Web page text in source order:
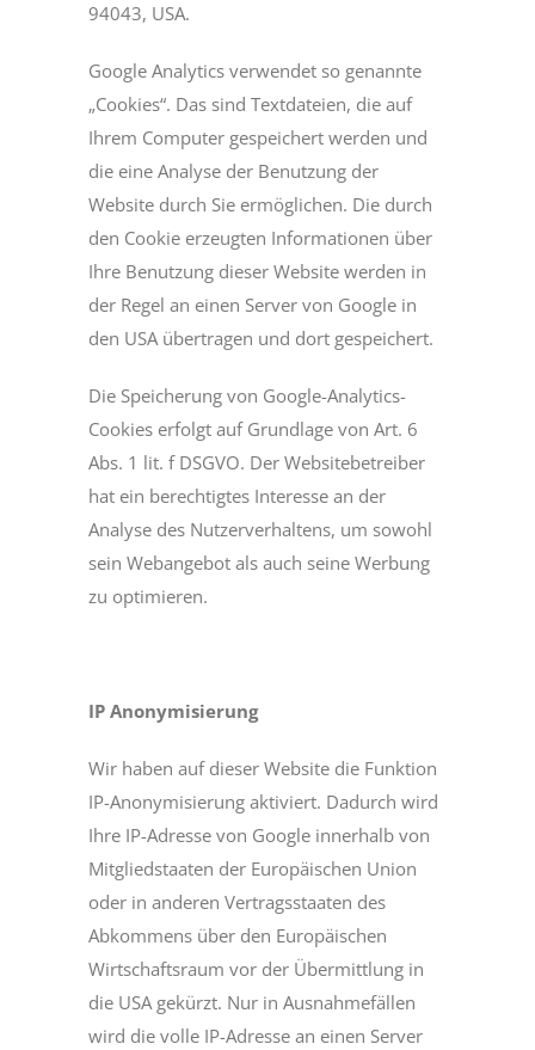
94043, USA.
Google Analytics verwendet so genannte
„Cookies“. Das sind Textdateien, die auf
Ihrem Computer gespeichert werden und
die eine Analyse der Benutzung der
Website durch Sie ermöglichen. Die durch
den Cookie erzeugten Informationen über
Ihre Benutzung dieser Website werden in
der Regel an einen Server von Google in
den USA übertragen und dort gespeichert.
Die Speicherung von Google-Analytics-
Cookies erfolgt auf Grundlage von Art. 6
Abs. 1 lit. f DSGVO. Der Websitebetreiber
hat ein berechtigtes Interesse an der
Analyse des Nutzerverhaltens, um sowohl
sein Webangebot als auch seine Werbung
zu optimieren.
IP Anonymisierung
Wir haben auf dieser Website die Funktion
IP-Anonymisierung aktiviert. Dadurch wird
Ihre IP-Adresse von Google innerhalb von
Mitgliedstaaten der Europäischen Union
oder in anderen Vertragsstaaten des
Abkommens über den Europäischen
Wirtschaftsraum vor der Übermittlung in
die USA gekürzt. Nur in Ausnahmefällen
wird die volle IP-Adresse an einen Server